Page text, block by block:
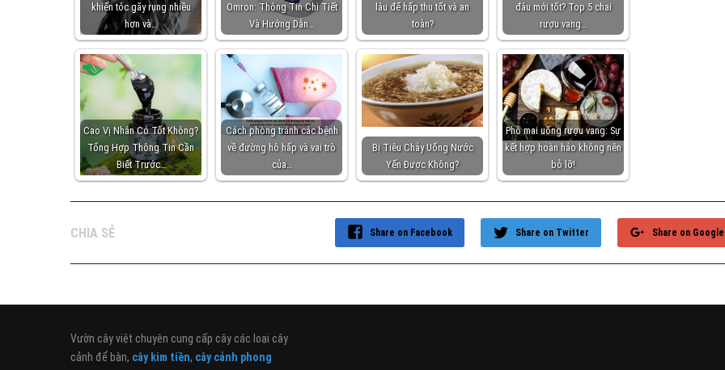
khiến tóc gãy rụng nhiều
hơn và…
Omron: Thông Tin Chi Tiết
Và Hướng Dẫn…
lâu để hấp thu tốt và an
toàn?
đâu mới tốt? Top 5 chai
rượu vang…
Cao Vị Nhân Có Tốt Không?
Tổng Hợp Thông Tin Cần
Biết Trước…
Cách phòng tránh các bệnh
về đường hô hấp và vai trò
của…
Bị Tiêu Chảy Uống Nước
Yến Được Không?
Phô mai uống rượu vang: Sự
kết hợp hoàn hảo không nên
bỏ lỡ!
CHIA SẺ Share on
Share on Twitter
Share on Facebook
Vườn cây việt chuyên cung cấp cây các loại cây
cảnh để bàn, cây kim tiền, cây cảnh phong